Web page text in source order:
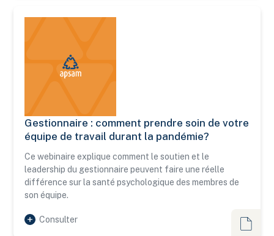
Gestionnaire : comment prendre soin de votre équipe de
Gestionnaire : comment prendre soin de votre
équipe de travail durant la pandémie?
Ce webinaire explique comment le soutien et le
leadership du gestionnaire peuvent faire une réelle
différence sur la santé psychologique des membres de
son équipe.
Consulter